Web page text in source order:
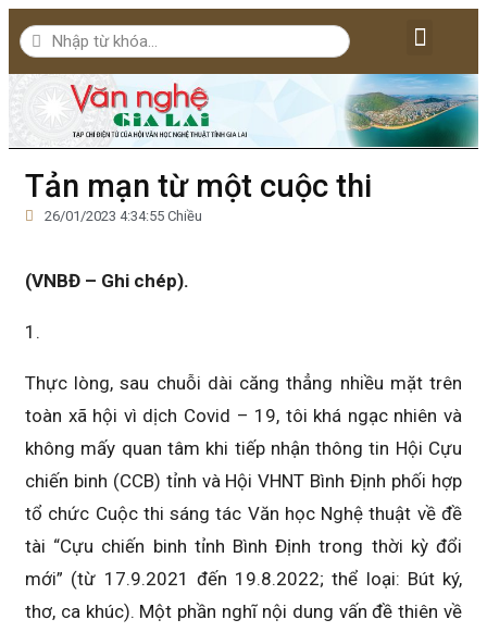
Tản mạn từ một cuộc thi
26/01/2023 4:34:55 Chiều
(VNBĐ – Ghi chép).
1.
Thực lòng, sau chuỗi dài căng thẳng nhiều mặt trên
toàn xã hội vì dịch Covid – 19, tôi khá ngạc nhiên và
không mấy quan tâm khi tiếp nhận thông tin Hội Cựu
chiến binh (CCB) tỉnh và Hội VHNT Bình Định phối hợp
tổ chức Cuộc thi sáng tác Văn học Nghệ thuật về đề
tài “Cựu chiến binh tỉnh Bình Định trong thời kỳ đổi
mới” (từ 17.9.2021 đến 19.8.2022; thể loại: Bút ký,
thơ, ca khúc). Một phần nghĩ nội dung vấn đề thiên về